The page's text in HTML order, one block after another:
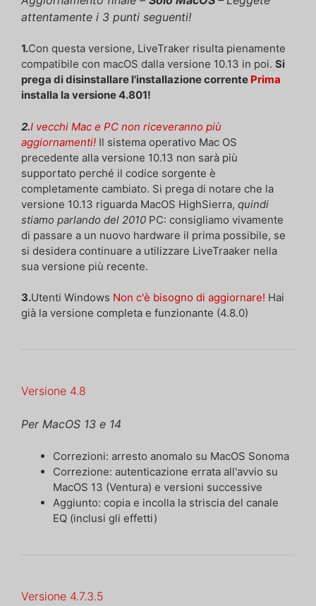
attentamente i 3 punti seguenti!
1.Con questa versione, LiveTraker risulta pienamente
compatibile con macOS dalla versione 10.13 in poi. Si
prega di disinstallare l'installazione corrente Prima
installa la versione 4.801!
2.I vecchi Mac e PC non riceveranno più
aggiornamenti! Il sistema operativo Mac OS
precedente alla versione 10.13 non sarà più
supportato perché il codice sorgente è
completamente cambiato. Si prega di notare che la
versione 10.13 riguarda MacOS HighSierra, quindi
stiamo parlando del 2010 PC: consigliamo vivamente
di passare a un nuovo hardware il prima possibile, se
si desidera continuare a utilizzare LiveTraaker nella
sua versione più recente.
3.Utenti Windows Non c'è bisogno di aggiornare! Hai
già la versione completa e funzionante (4.8.0)
Versione 4.8
Per MacOS 13 e 14
Correzioni: arresto anomalo su MacOS Sonoma
Correzione: autenticazione errata all'avvio su
MacOS 13 (Ventura) e versioni successive
Aggiunto: copia e incolla la striscia del canale
EQ (inclusi gli effetti)
Versione 4.7.3.5